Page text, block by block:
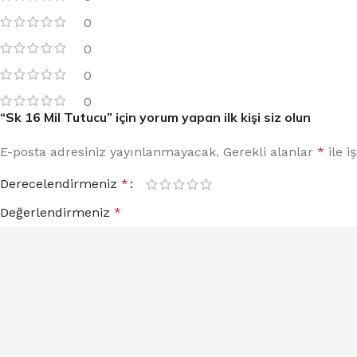
0
0
0
0
“Sk 16 Mil Tutucu” için yorum yapan ilk kişi siz olun
E-posta adresiniz yayınlanmayacak. Gerekli alanlar * ile
Derecelendirmeniz *
Değerlendirmeniz *